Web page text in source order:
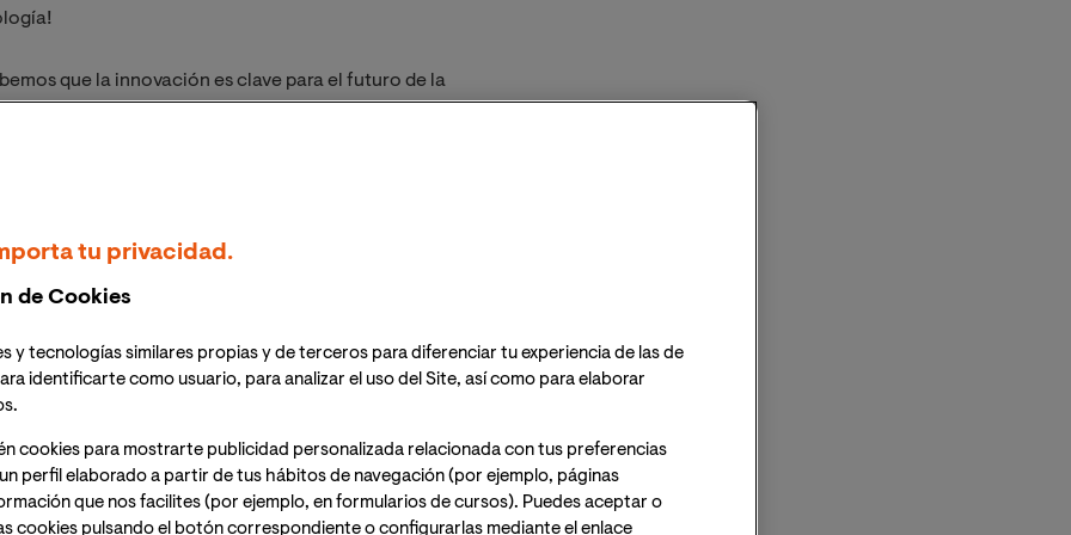
que la innovación es clave para el futuro de la
la educación a través de las TIC.
y profesionales
tecnológicas. En cada masterclass,
la tecnología en el aula y enriquecer tu enseñanza.
ámbito educativo no es solo una tendencia
más personalizada, inclusiva y eficaz.
ahora en cada masterclass de forma individual
¡Tu camino hacia una educación más
tu privacidad.
de Cookies
y tecnologías similares propias y de terceros para diferenciar tu experiencia de las de
identificarte como usuario, para analizar el uso del Site, así como para elaborar
cookies para mostrarte publicidad personalizada relacionada con tus preferencias
perfil elaborado a partir de tus hábitos de navegación (por ejemplo, páginas
que nos facilites (por ejemplo, en formularios de cursos). Puedes aceptar o
cookies pulsando el botón correspondiente o configurarlas mediante el enlace